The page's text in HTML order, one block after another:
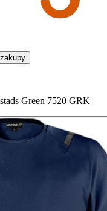
Green 7520 GRK